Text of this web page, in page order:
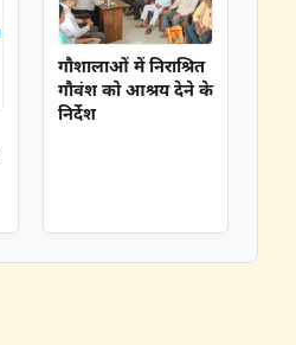
गौशालाओं में निराश्रित
गौवंश को आश्रय देने के
निर्देश